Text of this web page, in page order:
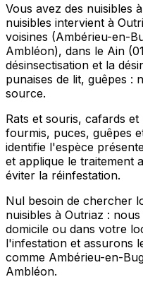
Vous avez des nuisibles
nuisibles intervient à
voisines (Ambérieu-en-
Ambléon), dans le Ain
désinsectisation et la
punaises de lit, guêpes :
source.
Rats et souris, cafards
fourmis, puces, guêpes
identifie l'espèce
et applique le traitement
éviter la réinfestation.
Nul besoin de chercher
nuisibles à Outriaz :
domicile ou dans votre
l'infestation et assurons
comme Ambérieu-en-
Ambléon.